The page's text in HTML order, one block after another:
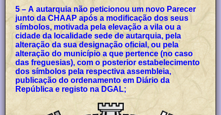
5 – A autarquia não peticionou um novo Parecer
junto da CHAAP após a modificação dos seus
símbolos, motivada pela elevação a vila ou a
cidade da localidade sede de autarquia, pela
alteração da sua designação oficial, ou pela
alteração do município a que pertence (no caso
das freguesias), com o posterior estabelecimento
dos símbolos pela respectiva assembleia,
publicação do ordenamento em Diário da
República e registo na DGAL;